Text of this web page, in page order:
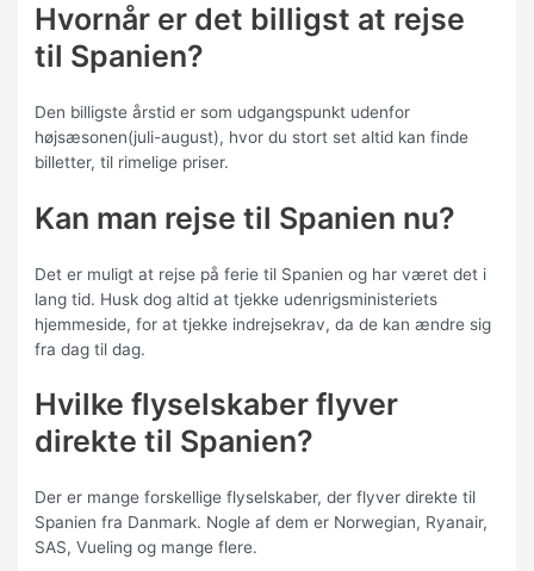
Hvornår er det billigst at rejse
til Spanien?
Den billigste årstid er som udgangspunkt udenfor
højsæsonen(juli-august), hvor du stort set altid kan finde
billetter, til rimelige priser.
Kan man rejse til Spanien nu?
Det er muligt at rejse på ferie til Spanien og har været det i
lang tid. Husk dog altid at tjekke udenrigsministeriets
hjemmeside, for at tjekke indrejsekrav, da de kan ændre sig
fra dag til dag.
Hvilke flyselskaber flyver
direkte til Spanien?
Der er mange forskellige flyselskaber, der flyver direkte til
Spanien fra Danmark. Nogle af dem er Norwegian, Ryanair,
SAS, Vueling og mange flere.